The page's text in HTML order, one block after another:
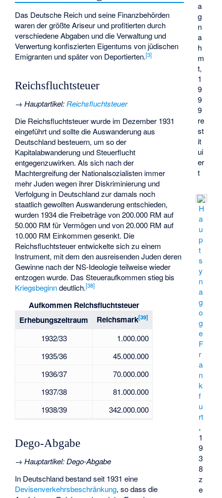
a
g
n
a
h
m
t,
1
9
9
9
re
st
it
ui
er
t
H
a
u
p
t
s
y
n
a
g
o
g
e
F
r
a
n
k
f
u
rt
,
1
9
3
8
z
e
Das Deutsche Reich und seine Finanzbehörden
waren der größteAriseur und profitierten durch
verschiedene Abgaben und die Verwaltung und
Verwertung konfiszierten Eigentums von jüdischen
Emigranten und später von Deportierten.[3]
Reichsfluchtsteuer
→Hauptartikel: Reichsfluchtsteuer
Die Reichsfluchtsteuer wurde im Dezember 1931
eingeführt und sollte die Auswanderung aus
Deutschland besteuern, um so der
Kapitalabwanderung und Steuerflucht
entgegenzuwirken. Als sich nach der
Machtergreifung der Nationalsozialisten immer
mehr Juden wegen ihrer Diskriminierung und
Verfolgung in Deutschland zur damals noch
staatlich gewollten Auswanderung entschieden,
wurden 1934 die Freibeträge von 200.000 RM auf
50.000 RM für Vermögen und von 20.000 RM auf
10.000 RM Einkommen gesenkt. Die
Reichsfluchtsteuer entwickelte sich zu einem
Instrument, mit dem den ausreisenden Juden deren
Gewinne nach der NS-Ideologie teilweise wieder
entzogen wurde. Das Steueraufkommen stieg bis
Kriegsbeginndeutlich.[38]
Aufkommen Reichsfluchtsteuer
Erhebungszeitraum
Reichsmark[39]
1932/33
1.000.000
1935/36
45.000.000
1936/37
70.000.000
1937/38
81.000.000
1938/39
342.000.000
Dego-Abgabe
→Hauptartikel:Dego-Abgabe
In Deutschland bestand seit 1931 eine
Devisenverkehrsbeschränkung, so dass die